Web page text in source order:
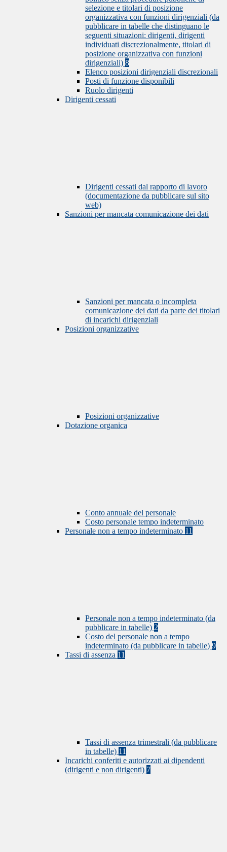
selezione e titolari di posizione
organizzativa con funzioni dirigenziali (da
pubblicare in tabelle che distinguano le
seguenti situazioni: dirigenti, dirigenti
individuati discrezionalmente, titolari di
posizione organizzativa con funzioni
dirigenziali) 8
Elenco posizioni dirigenziali discrezionali
Posti di funzione disponibili
Ruolo dirigenti
Dirigenti cessati
Dirigenti cessati dal rapporto di lavoro
(documentazione da pubblicare sul sito
web)
Sanzioni per mancata comunicazione dei dati
Sanzioni per mancata o incompleta
comunicazione dei dati da parte dei titolari
di incarichi dirigenziali
Posizioni organizzative
Posizioni organizzative
Dotazione organica
Conto annuale del personale
Costo personale tempo indeterminato
Personale non a tempo indeterminato 11
Personale non a tempo indeterminato (da
pubblicare in tabelle) 2
Costo del personale non a tempo
indeterminato (da pubblicare in tabelle) 9
Tassi di assenza 11
Tassi di assenza trimestrali (da pubblicare
in tabelle) 11
Incarichi conferiti e autorizzati ai dipendenti
(dirigenti e non dirigenti) 7